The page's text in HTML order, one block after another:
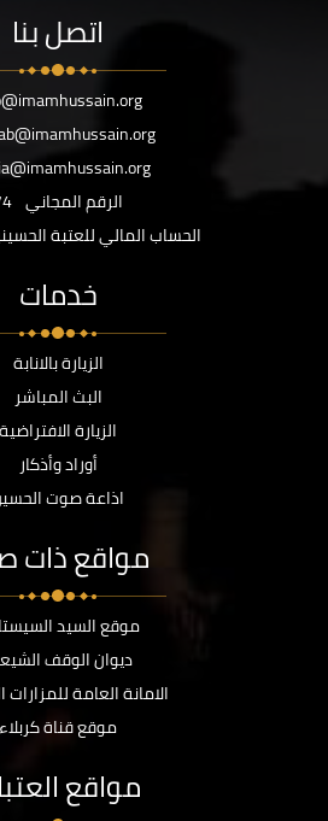
اتصل بنا
الرقم المجاني
الحساب المالي للعتبة
خدمات
الزيارة بالانابة
البث المباشر
الزيارة الافتراضية
أوراد وأذكار
اذاعة صوت
مواقع ذات
موقع السيد
ديوان الوقف
الامانة العامة
موقع قناة كربلاء
مواقع